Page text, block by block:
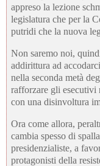
appreso la lezione
legislatura che per la
putridi che la nuova
Non saremo noi,
addirittura ad
nella seconda metà
rafforzare gli esecutivi
con una disinvoltura
Ora come allora,
cambia spesso di
presidenzialiste, a
protagonisti della